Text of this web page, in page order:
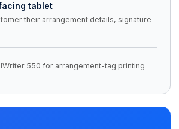
tablet
their arrangement details, signature
550 for arrangement-tag printing